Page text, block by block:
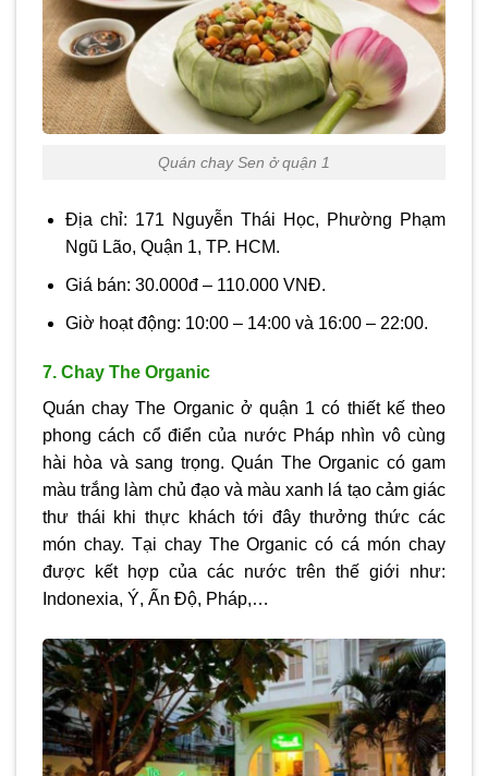
Quán chay Sen ở quận 1
Địa chỉ: 171 Nguyễn Thái Học, Phường Phạm
Ngũ Lão, Quận 1, TP. HCM.
Giá bán: 30.000đ – 110.000 VNĐ.
Giờ hoạt động: 10:00 – 14:00 và 16:00 – 22:00.
7. Chay The Organic
Quán chay The Organic ở quận 1 có thiết kế theo
phong cách cổ điển của nước Pháp nhìn vô cùng
hài hòa và sang trọng. Quán The Organic có gam
màu trắng làm chủ đạo và màu xanh lá tạo cảm giác
thư thái khi thực khách tới đây thưởng thức các
món chay. Tại chay The Organic có cá món chay
được kết hợp của các nước trên thế giới như:
Indonexia, Ý, Ấn Độ, Pháp,…